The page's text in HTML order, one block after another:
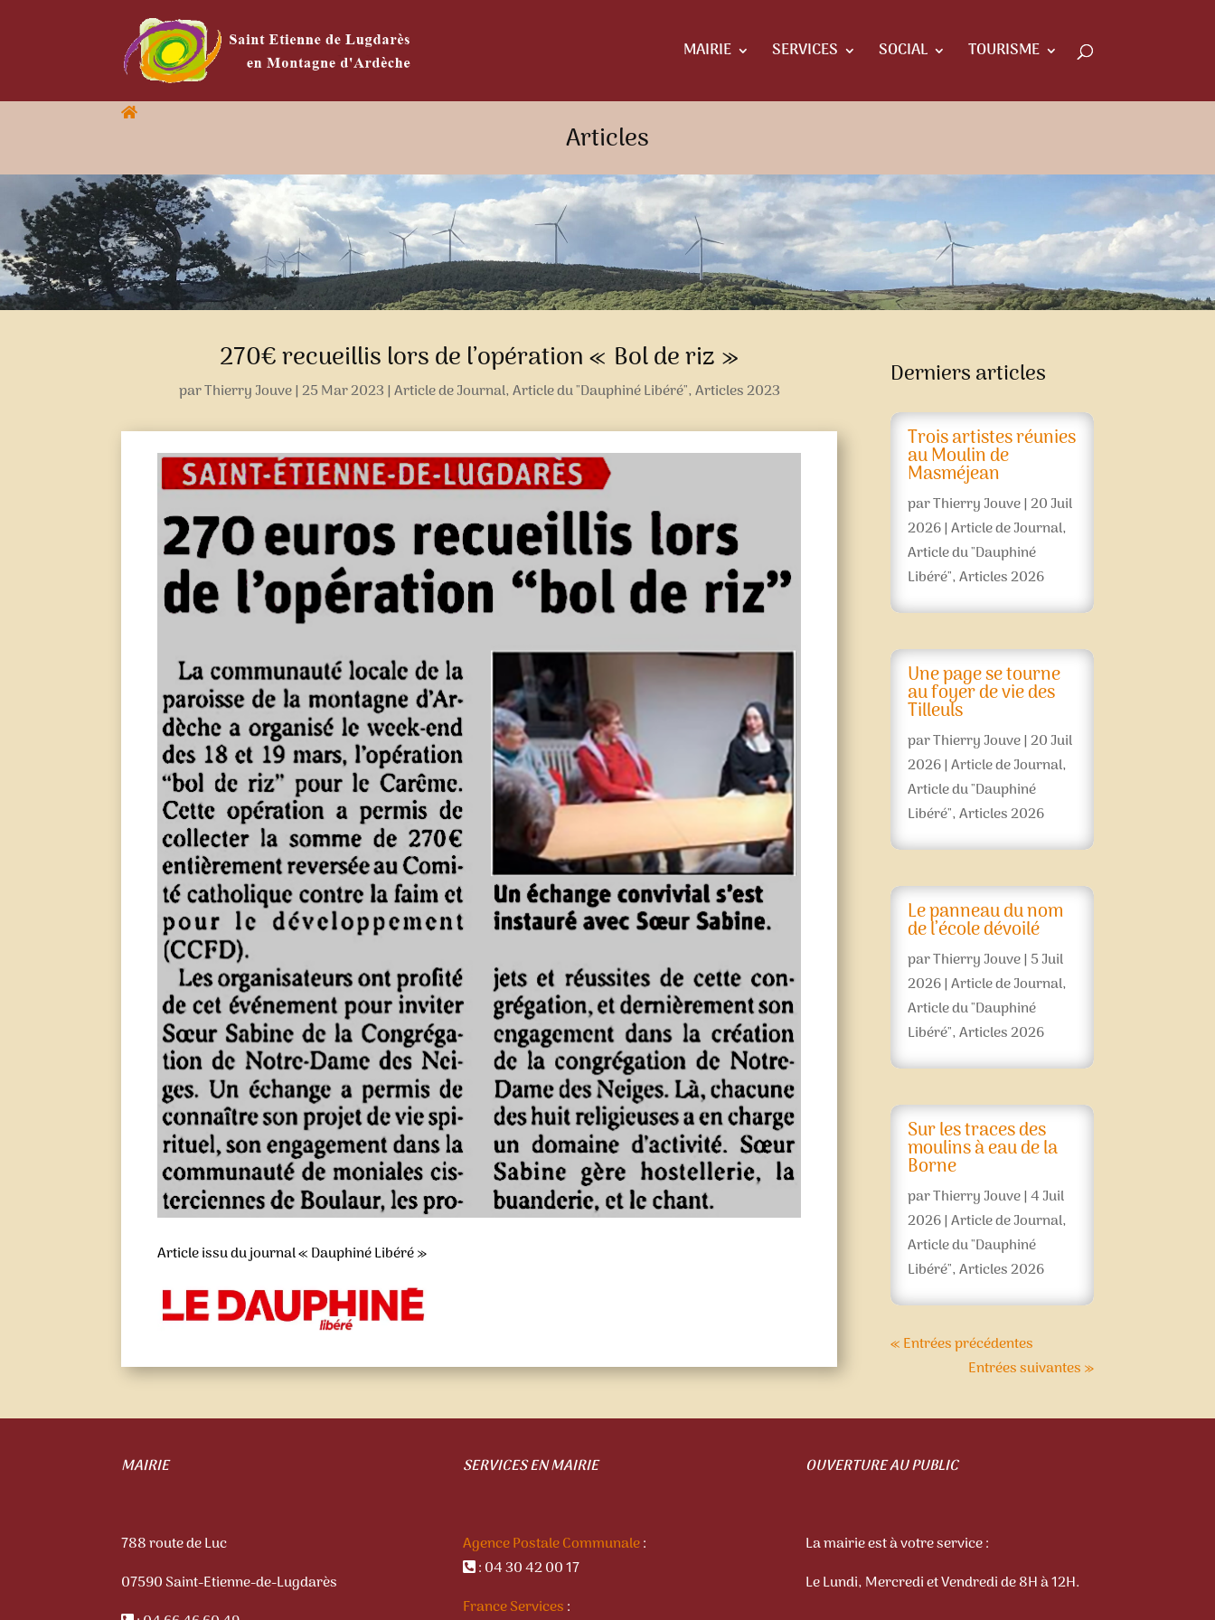
MAIRIE SERVICES SOCIAL TOURISME
Articles
270€ recueillis lors de l’opération « Bol de riz »
parThierry Jouve|25 Mar 2023|Article de Journal,Article du "Dauphiné Libéré",Articles 2023
Article issu du journal « Dauphiné Libéré »
Derniers articles
Trois artistes réunies
au Moulin de
Masméjean
parThierry Jouve|20 Juil
2026|Article de Journal,
Article du "Dauphiné
Libéré",Articles 2026
Une page se tourne
au foyer de vie des
Tilleuls
parThierry Jouve|20 Juil
2026|Article de Journal,
Article du "Dauphiné
Libéré",Articles 2026
Le panneau du nom
de l’école dévoilé
parThierry Jouve| 5 Juil
2026|Article de Journal,
Article du "Dauphiné
Libéré",Articles 2026
Sur les traces des
moulins à eau de la
Borne
parThierry Jouve|4 Juil
2026|Article de Journal,
Article du "Dauphiné
Libéré",Articles 2026
« Entrées précédentes
Entrées suivantes »
MAIRIE
788 route de Luc
07590 Saint-Etienne-de-Lugdarès
SERVICES EN MAIRIE
Agence Postale Communale:
: 04 30 42 00 17
France Services:
OUVERTURE AU PUBLIC
La mairie est à votre service :
Le Lundi, Mercredi et Vendredi de 8H à 12H.